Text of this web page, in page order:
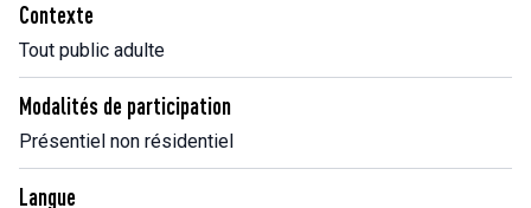
Contexte
Tout public adulte
Modalités de participation
Présentiel non résidentiel
Langue